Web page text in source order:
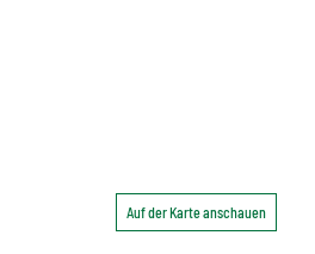
Auf der Karte anschauen